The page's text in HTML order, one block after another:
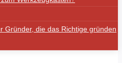
Gründer, die das Richtige gründen